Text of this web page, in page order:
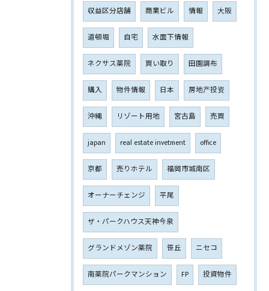
収益区分店舗 商業ビル 情報 大阪
道頓堀 自宅 水面下情報
ネクサス薬院 買い取り 田園調布
購入 物件情報 日本 房地产投资
沖縄 リゾート用地 宮古島 売買
japan real estate invetment office
京都 売りホテル 福岡市城南区
オーナーチェンジ 平尾
ザ・パークハウス天神今泉
グランドメゾン薬院 笹丘 ニセコ
南薬院パークマンション FP 投資物件